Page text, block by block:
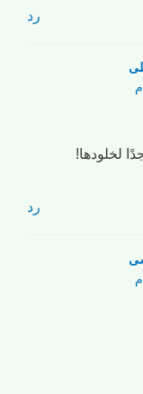
رد
لخلودها!
رد